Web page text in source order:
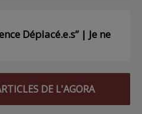
Déplacé.e.s” | Je ne
DE L'AGORA